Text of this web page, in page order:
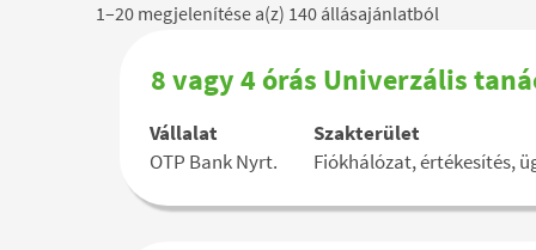
1–20 megjelenítése a(z) 140 állásajánlatból
-
"".
Pozíció
megnevezése
8 vagy 4 órás Univerzális
Vállalat
OTP Bank Nyrt.
Szakterület
Fiókhálózat, értékesítés,
Jelölje
a
szóköz
az